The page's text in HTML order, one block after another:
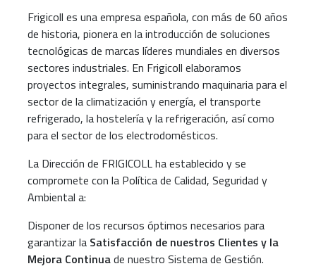
Frigicoll es una empresa española, con más de 60 años
de historia, pionera en la introducción de soluciones
tecnológicas de marcas líderes mundiales en diversos
sectores industriales. En Frigicoll elaboramos
proyectos integrales, suministrando maquinaria para el
sector de la climatización y energía, el transporte
refrigerado, la hostelería y la refrigeración, así como
para el sector de los electrodomésticos.
La Dirección de FRIGICOLL ha establecido y se
compromete con la Política de Calidad, Seguridad y
Ambiental a:
Disponer de los recursos óptimos necesarios para
garantizar la Satisfacción de nuestros Clientes y la
Mejora Continuade nuestro Sistema de Gestión.